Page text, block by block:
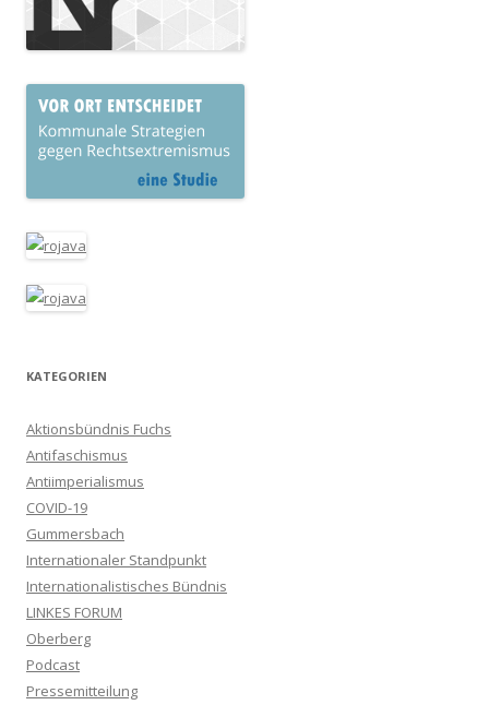
KATEGORIEN
Aktionsbündnis Fuchs
Antifaschismus
Antiimperialismus
COVID-19
Gummersbach
Internationaler Standpunkt
Internationalistisches Bündnis
LINKES FORUM
Oberberg
Podcast
Pressemitteilung